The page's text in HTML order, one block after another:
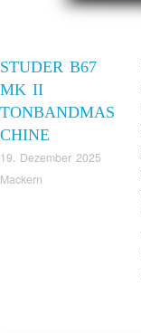
STUDER B67
MK II
TONBANDMAS
CHINE
19. Dezember 2025
Mackern